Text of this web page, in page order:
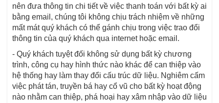
nên đưa thông tin chi tiết về việc thanh toán với bất kỳ ai
bằng email, chúng tôi không chịu trách nhiệm về những
mất mát quý khách có thể gánh chịu trong việc trao đổi
thông tin của quý khách qua internet hoặc email.
- Quý khách tuyệt đối không sử dụng bất kỳ chương
trình, công cụ hay hình thức nào khác để can thiệp vào
hệ thống hay làm thay đổi cấu trúc dữ liệu. Nghiêm cấm
việc phát tán, truyền bá hay cổ vũ cho bất kỳ hoạt động
nào nhằm can thiệp, phá hoại hay xâm nhập vào dữ liệu